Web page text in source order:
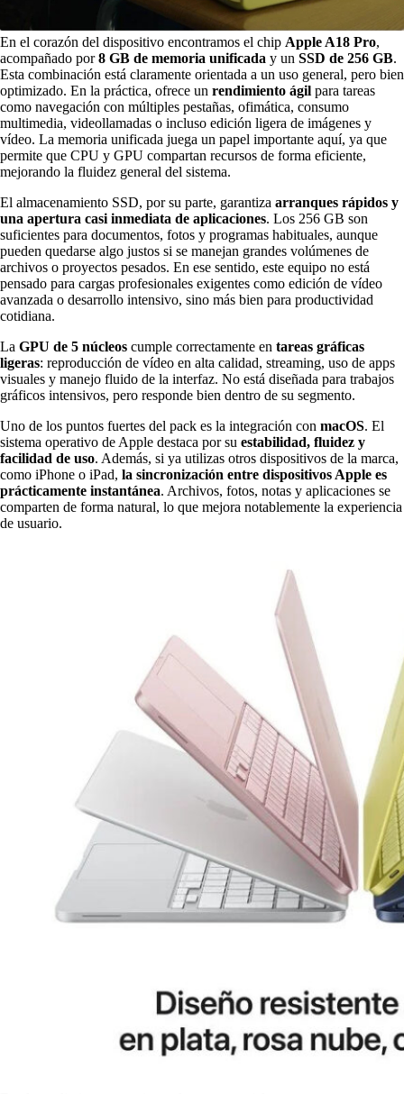
En el corazón del dispositivo encontramos el chip Apple A18 Pro,
acompañado por8 GB de memoria unificada y un SSD de 256 GB.
Esta combinación está claramente orientada a un uso general, pero bien
optimizado. En la práctica, ofrece un rendimiento ágil para tareas
como navegación con múltiples pestañas, ofimática, consumo
multimedia, videollamadas o incluso edición ligera de imágenes y
vídeo. La memoria unificada juega un papel importante aquí, ya que
permite que CPU y GPU compartan recursos de forma eficiente,
mejorando la fluidez general del sistema.
El almacenamiento SSD, por su parte, garantiza arranques rápidos y
una apertura casi inmediata de aplicaciones. Los 256 GB son
suficientes para documentos, fotos y programas habituales, aunque
pueden quedarse algo justos si se manejan grandes volúmenes de
archivos o proyectos pesados. En ese sentido, este equipo no está
pensado para cargas profesionales exigentes como edición de vídeo
avanzada o desarrollo intensivo, sino más bien para productividad
cotidiana.
La GPU de 5 núcleos cumple correctamente en tareas gráficas
ligeras: reproducción de vídeo en alta calidad, streaming, uso de apps
visuales y manejo fluido de la interfaz. No está diseñada para trabajos
gráficos intensivos, pero responde bien dentro de su segmento.
Uno de los puntos fuertes del pack es la integración con macOS. El
sistema operativo de Apple destaca por su estabilidad, fluidez y
facilidad de uso. Además, si ya utilizas otros dispositivos de la marca,
como iPhone o iPad, la sincronización entre dispositivos Apple es
prácticamente instantánea. Archivos, fotos, notas y aplicaciones se
comparten de forma natural, lo que mejora notablemente la experiencia
de usuario.